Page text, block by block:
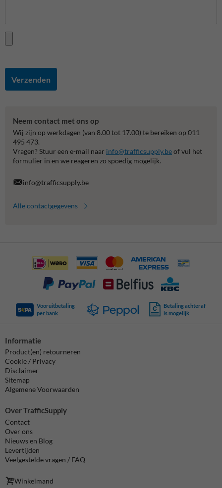
Verzenden
Neem contact met ons op
Wij zijn op werkdagen (van 8.00 tot 17.00) te bereiken op 011
495 473.
Vragen? Stuur een e-mail naar info@trafficsupply.beof vul het
formulier in en we reageren zo spoedig mogelijk.
info@trafficsupply.be
Alle contactgegevens
Vooruitbetaling
per bank
Betaling achteraf
is mogelijk
Informatie
Product(en) retourneren
Cookie / Privacy
Disclaimer
Sitemap
Algemene Voorwaarden
Over TrafficSupply
Contact
Over ons
Nieuws en Blog
Levertijden
Veelgestelde vragen / FAQ
Winkelmand